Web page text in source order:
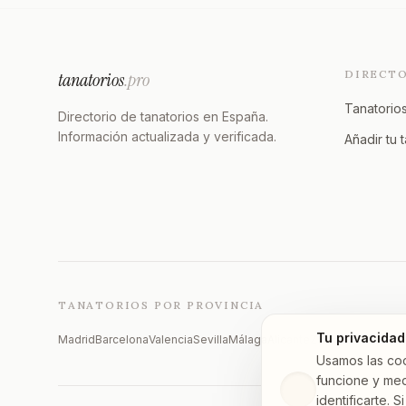
tanatorios.pro
Directorio de tanatorios en España.
Información actualizada y verificada.
Añadir tu
TANATORIOS POR PROVINCIA
MadridBarcelonaValenciaSevillaMálaga ZaragozaVizcaya
Tu
Usamos las
funcione y
identificarte.